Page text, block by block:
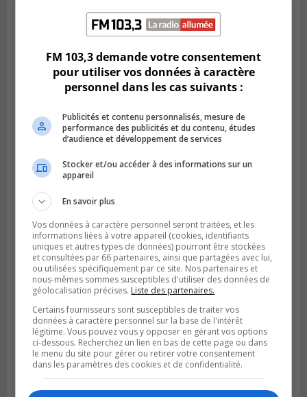
Le transport à la demande du RTL prend
de l’expansion à Brossard
BOUCHERVILLE
Publié le 31 juillet 2026 à 06h57
Boucherville veut de la sécurité
ferroviaire sur son territoire
FM 103,3 demande votre consentement
pour utiliser vos données à caractère
personnel dans les cas suivants :
Publicités et contenu personnalisés, mesure de
performance des publicités et du contenu, études
d’audience et développement de services
Stocker et/ou accéder à des informations sur un
appareil
En savoir plus
Vos données à caractère personnel seront traitées, et les
informations liées à votre appareil (cookies, identifiants
uniques et autres types de données) pourront être stockées
et consultées par 66 partenaires, ainsi que partagées avec lui,
ou utilisées spécifiquement par ce site. Nos partenaires et
nous-mêmes sommes susceptibles d'utiliser des données de
géolocalisation précises. Liste des partenaires.
Certains fournisseurs sont susceptibles de traiter vos
données à caractère personnel sur la base de l'intérêt
légitime. Vous pouvez vous y opposer en gérant vos options
ci-dessous. Recherchez un lien en bas de cette page ou dans
le menu du site pour gérer ou retirer votre consentement
dans les paramètres des cookies et de confidentialité.